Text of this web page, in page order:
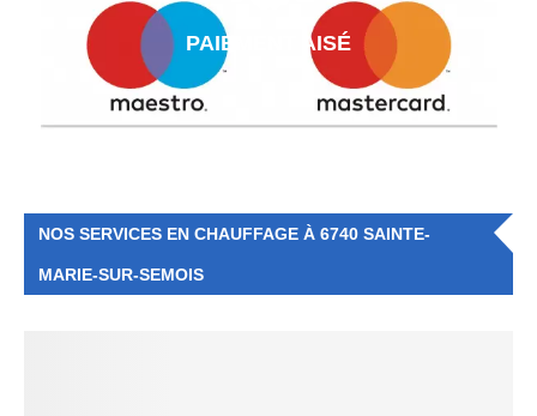
PAIEMENT AISÉ
NOS SERVICES EN CHAUFFAGE À 6740 SAINTE-
MARIE-SUR-SEMOIS